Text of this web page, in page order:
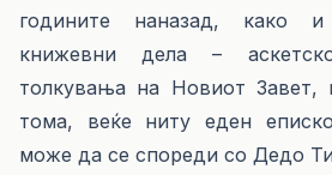
годините наназад, како
книжевни дела –
толкувања на Новиот Завет,
тома, веќе ниту еден
може да се спореди со Дедо